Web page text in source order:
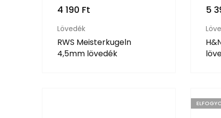
4 190 Ft
Lövedék
RWS Meisterkugeln
4,5mm lövedék
5